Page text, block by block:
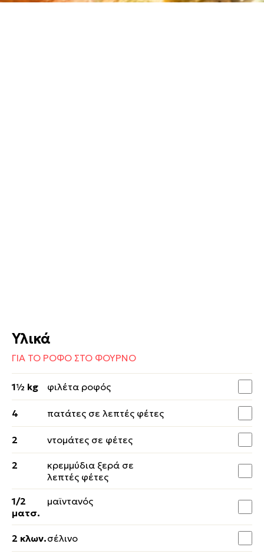
Υλικά
ΓΙΑ ΤΟ ΡΟΦΟ ΣΤΟ ΦΟΥΡΝΟ
1½ kg φιλέτα ροφός
4 πατάτες σε λεπτές φέτες
2 ντομάτες σε φέτες
2
κρεμμύδια ξερά σε
λεπτές φέτες
1/2
ματσ.
μαϊντανός
2 κλων.σέλινο